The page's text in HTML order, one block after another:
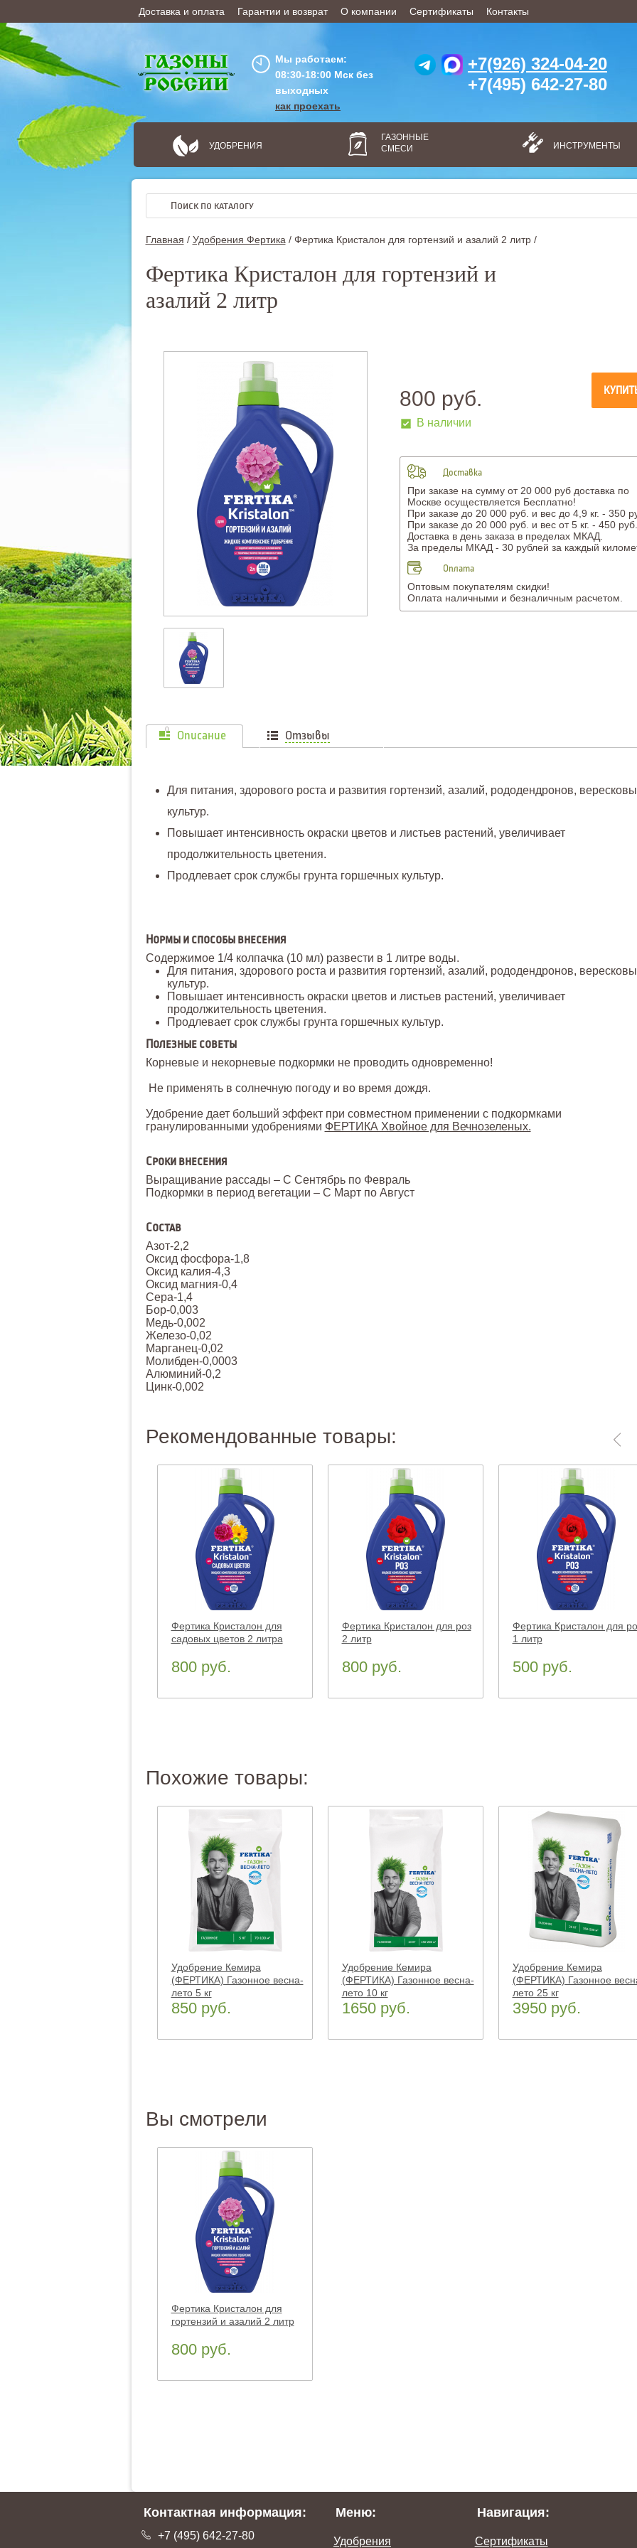
Доставка и оплата Гарантии и возврат О компании Сертификаты Контакты
ОФОРМИТЬ ЗАКАЗ
Мы работаем:
08:30-18:00 Мск без
выходных
как проехать
+7(926) 324-04-20
+7(495) 642-27-80
УДОБРЕНИЯ
ГАЗОННЫЕ
СМЕСИ
ИНСТРУМЕНТЫ
Главная / Удобрения Фертика / Фертика Кристалон для гортензий и азалий 2 литр /
Фертика Кристалон для гортензий и
азалий 2 литр
Доставка
При заказе на сумму от 20 000 руб доставка по
Москве осуществляется Бесплатно!
При заказе до 20 000 руб. и вес до 4,9 кг. - 350
При заказе до 20 000 руб. и вес от 5 кг. - 450 руб.
Доставка в день заказа в пределах МКАД.
За пределы МКАД - 30 рублей за каждый
Оплата
Оптовым покупателям скидки!
Оплата наличными и безналичным расчетом.
800 руб.
В наличии
Описание Отзывы
0
Для питания, здорового роста и развития гортензий, азалий, рододендронов,
культур.
Повышает интенсивность окраски цветов и листьев растений, увеличивает
продолжительность цветения.
Продлевает срок службы грунта горшечных культур.
Нормы и способы внесения
Содержимое 1/4 колпачка (10 мл) развести в 1 литре воды.
Для питания, здорового роста и развития гортензий, азалий, рододендронов,
культур.
Повышает интенсивность окраски цветов и листьев растений, увеличивает
продолжительность цветения.
Продлевает срок службы грунта горшечных культур.
Полезные советы
Корневые и некорневые подкормки не проводить одновременно!
Не применять в солнечную погоду и во время дождя.
Удобрение дает больший эффект при совместном применении с подкормками
гранулированными удобрениями ФЕРТИКА Хвойное для Вечнозеленых.
Сроки внесения
Выращивание рассады – С Сентябрь по Февраль
Подкормки в период вегетации – С Март по Август
Состав
Азот-2,2
Оксид фосфора-1,8
Оксид калия-4,3
Оксид магния-0,4
Сера-1,4
Бор-0,003
Медь-0,002
Железо-0,02
Марганец-0,02
Молибден-0,0003
Алюминий-0,2
Цинк-0,002
Рекомендованные товары:
Фертика Кристалон для
садовых цветов 2 литра
800 руб.
Фертика Кристалон для роз
2 литр
800 руб.
Фертика Кристалон для
1 литр
500 руб.
Похожие товары:
Удобрение Кемира
(ФЕРТИКА) Газонное весна-
лето 5 кг
850 руб.
Удобрение Кемира
(ФЕРТИКА) Газонное весна-
лето 10 кг
1650 руб.
Удобрение Кемира
(ФЕРТИКА) Газонное
лето 25 кг
3950 руб.
Вы смотрели
Фертика Кристалон для
гортензий и азалий 2 литр
800 руб.
Контактная информация:
+7 (495) 642-27-80
Меню:
Удобрения
Навигация:
Сертификаты